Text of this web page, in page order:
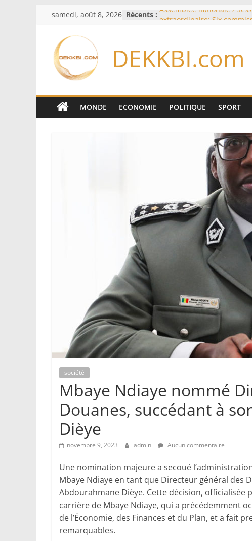
Passer
contenu
samedi, août 8, 2026 Récents : Assemblée nationale /
d’enquête à l’ordre du
de la Espriella
Bénin: Patrice Talon élu
Moyen-Orient: l’Arabie
Pakistan et la Turquie
accord de défense
exportations de cuivre et
concentrés pour valoriser
DEKKBI.com
MONDE ECONOMIE POLITIQUE SPORT
société
Mbaye Ndiaye nommé
Douanes, succédant à
Dièye
novembre 9, 2023 admin Aucun commentaire
Une nomination majeure a secoué
Mbaye Ndiaye en tant que Directeur général des
Abdourahmane Dièye. Cette décision,
carrière de Mbaye Ndiaye, qui a précédemment
de l’Économie, des Finances et du Plan, et a fait
remarquables.